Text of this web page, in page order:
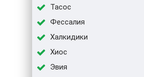
Тасос
Фессалия
Халкидики
Хиос
Эвия